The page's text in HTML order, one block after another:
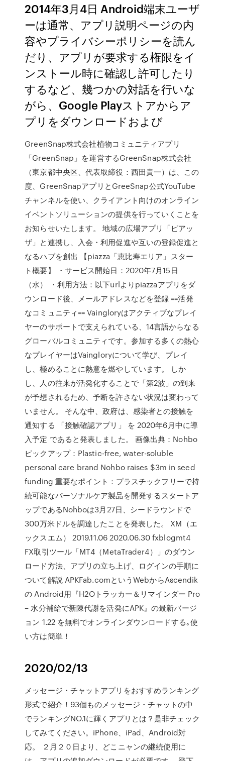
2014年3月4日 Android端末ユーザ
ーは通常、アプリ説明ページの内
容やプライバシーポリシーを読ん
だり、アプリが要求する権限をイ
ンストール時に確認し許可したり
するなど、幾つかの対話を行いな
がら、Google Playストアからア
プリをダウンロードおよび
GreenSnap株式会社植物コミュニティアプリ
「GreenSnap」を運営するGreenSnap株式会社
（東京都中央区、代表取締役：西田貴一）は、この
度、GreenSnapアプリとGreeSnap公式YouTube
チャンネルを使い、クライアント向けのオンライン
イベントソリューションの提供を行っていくことを
お知らせいたします。 地域の広場アプリ「ピアッ
ザ」と連携し、入会・利用促進や互いの登録促進と
なるハブを創出 【piazza「恵比寿エリア」スター
ト概要】 ・サービス開始日：2020年7月15日
（水） ・利用方法：以下urlよりpiazzaアプリをダ
ウンロード後、メールアドレスなどを登録 ==活発
なコミュニティ== Vaingloryはアクティブなプレイ
ヤーのサポートで支えられている、14言語からなる
グローバルコミュニティです。参加する多くの熱心
なプレイヤーはVaingloryについて学び、プレイ
し、極めることに熱意を燃やしています。 しか
し、人の往来が活発化することで「第2波」の到来
が予想されるため、予断を許さない状況は変わって
いません。 そんな中、政府は、感染者との接触を
通知する 「接触確認アプリ」 を 2020年6月中に導
入予定 であると発表しました。 画像出典：Nohbo
ピックアップ：Plastic-free, water-soluble
personal care brand Nohbo raises $3m in seed
funding 重要なポイント：プラスチックフリーで持
続可能なパーソナルケア製品を開発するスタートア
ップであるNohboは3月27日、シードラウンドで
300万米ドルを調達したことを発表した。 XM（エ
ックスエム） 2019.11.06 2020.06.30 fxblogmt4
FX取引ツール「MT4（MetaTrader4）」のダウン
ロード方法、アプリの立ち上げ、ログインの手順に
ついて解説 APKFab.comというWebからAscendik
の Android用『H2Oトラッカー＆リマインダー Pro
– 水分補給で新陳代謝を活発にAPK』の最新バージ
ョン 1.22 を無料でオンラインダウンロードする｡使
い方は簡単！
2020/02/13
メッセージ・チャットアプリをおすすめランキング
形式で紹介！93個ものメッセージ・チャットの中
でランキングNO.1に輝くアプリとは？是非チェック
してみてください。iPhone、iPad、Android対
応。 ２月２０日より、どこニャンの継続使用に